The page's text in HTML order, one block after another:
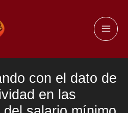
con el dato de
en las